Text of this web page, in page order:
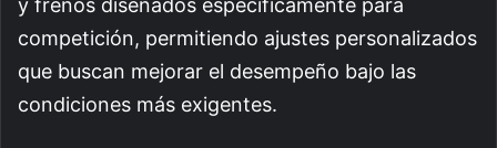
y frenos diseñados específicamente para
competición, permitiendo ajustes personalizados
que buscan mejorar el desempeño bajo las
condiciones más exigentes.